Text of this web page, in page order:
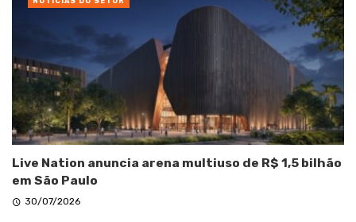
Live Nation anuncia arena multiuso de R$ 1,5 bilhão
em São Paulo
30/07/2026